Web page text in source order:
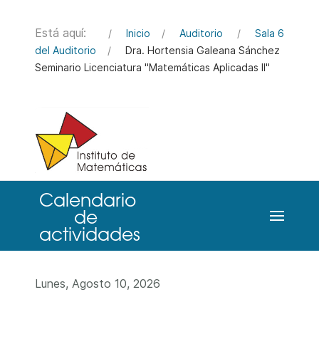
Está aquí: Inicio Auditorio
Sala 6
del Auditorio
Dra. Hortensia Galeana Sánchez
Seminario Licenciatura "Matemáticas Aplicadas II"
Lunes, Agosto 10, 2026